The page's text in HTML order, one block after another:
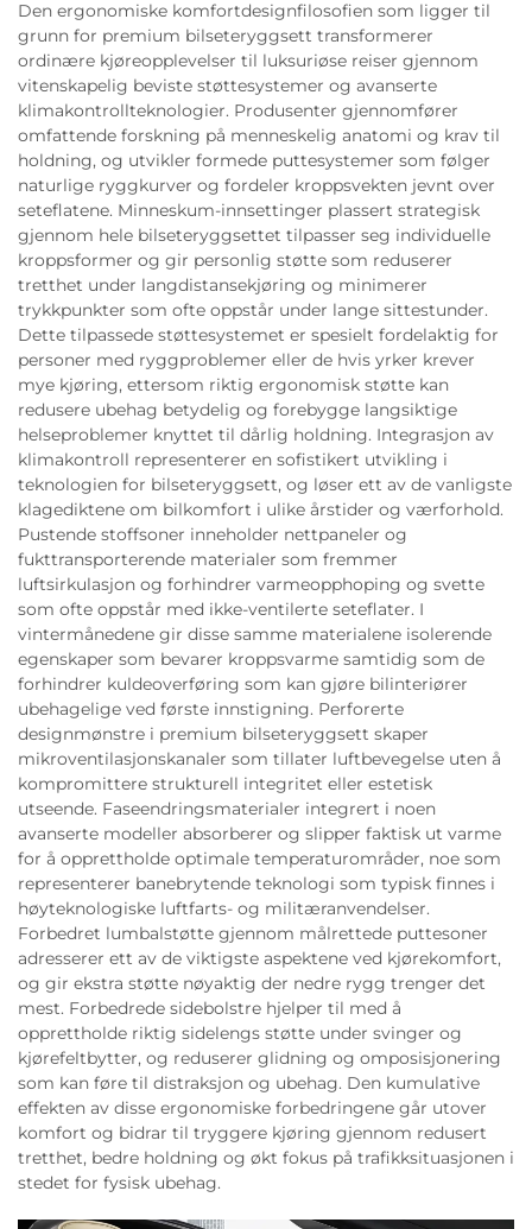
Den ergonomiske komfortdesignfilosofien som ligger til
grunn for premium bilseteryggsett transformerer
ordinære kjøreopplevelser til luksuriøse reiser gjennom
vitenskapelig beviste støttesystemer og avanserte
klimakontrollteknologier. Produsenter gjennomfører
omfattende forskning på menneskelig anatomi og krav til
holdning, og utvikler formede puttesystemer som følger
naturlige ryggkurver og fordeler kroppsvekten jevnt over
seteflatene. Minneskum-innsettinger plassert strategisk
gjennom hele bilseteryggsettet tilpasser seg individuelle
kroppsformer og gir personlig støtte som reduserer
tretthet under langdistansekjøring og minimerer
trykkpunkter som ofte oppstår under lange sittestunder.
Dette tilpassede støttesystemet er spesielt fordelaktig for
personer med ryggproblemer eller de hvis yrker krever
mye kjøring, ettersom riktig ergonomisk støtte kan
redusere ubehag betydelig og forebygge langsiktige
helseproblemer knyttet til dårlig holdning. Integrasjon av
klimakontroll representerer en sofistikert utvikling i
teknologien for bilseteryggsett, og løser ett av de vanligste
klagediktene om bilkomfort i ulike årstider og værforhold.
Pustende stoffsoner inneholder nettpaneler og
fukttransporterende materialer som fremmer
luftsirkulasjon og forhindrer varmeopphoping og svette
som ofte oppstår med ikke-ventilerte seteflater. I
vintermånedene gir disse samme materialene isolerende
egenskaper som bevarer kroppsvarme samtidig som de
forhindrer kuldeoverføring som kan gjøre bilinteriører
ubehagelige ved første innstigning. Perforerte
designmønstre i premium bilseteryggsett skaper
mikroventilasjonskanaler som tillater luftbevegelse uten å
kompromittere strukturell integritet eller estetisk
utseende. Faseendringsmaterialer integrert i noen
avanserte modeller absorberer og slipper faktisk ut varme
for å opprettholde optimale temperaturområder, noe som
representerer banebrytende teknologi som typisk finnes i
høyteknologiske luftfarts- og militæranvendelser.
Forbedret lumbalstøtte gjennom målrettede puttesoner
adresserer ett av de viktigste aspektene ved kjørekomfort,
og gir ekstra støtte nøyaktig der nedre rygg trenger det
mest. Forbedrede sidebolstre hjelper til med å
opprettholde riktig sidelengs støtte under svinger og
kjørefeltbytter, og reduserer glidning og omposisjonering
som kan føre til distraksjon og ubehag. Den kumulative
effekten av disse ergonomiske forbedringene går utover
komfort og bidrar til tryggere kjøring gjennom redusert
tretthet, bedre holdning og økt fokus på trafikksituasjonen i
stedet for fysisk ubehag.